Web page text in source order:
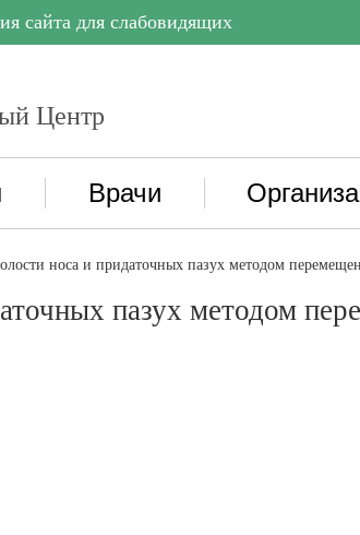
сайта для слабовидящих
Центр
Врачи
носа и придаточных пазух методом
пазух методом